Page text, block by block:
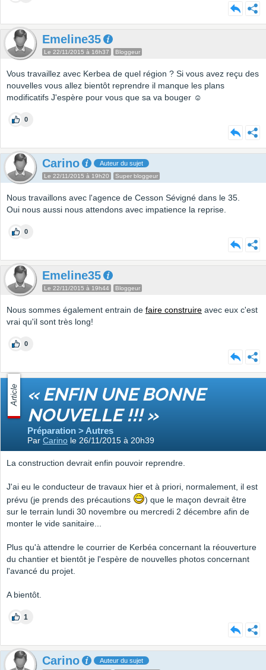
Emeline35
Le 22/11/2015 à 16h37 Bloggeur
Vous travaillez avec Kerbea de quel région ? Si vous avez reçu des
nouvelles vous allez bientôt reprendre il manque les plans
modificatifs J'espère pour vous que sa va bouger ☺️
0
Carino Auteur du sujet
Le 22/11/2015 à 19h20 Super bloggeur
Nous travaillons avec l'agence de Cesson Sévigné dans le 35.
Oui nous aussi nous attendons avec impatience la reprise.
0
Emeline35
Le 22/11/2015 à 19h44 Bloggeur
Nous sommes également entrain de faire construire avec eux c'est
vrai qu'il sont très long!
0
Article « ENFIN UNE BONNE
NOUVELLE !!! »
Préparation > Autres
Par Carino le 26/11/2015 à 20h39
La construction devrait enfin pouvoir reprendre.
J'ai eu le conducteur de travaux hier et à priori, normalement, il est
prévu (je prends des précautions
) que le maçon devrait être
sur le terrain lundi 30 novembre ou mercredi 2 décembre afin de
monter le vide sanitaire...
Plus qu'à attendre le courrier de Kerbéa concernant la réouverture
du chantier et bientôt je l'espère de nouvelles photos concernant
l'avancé du projet.
A bientôt.
1
Carino Auteur du sujet